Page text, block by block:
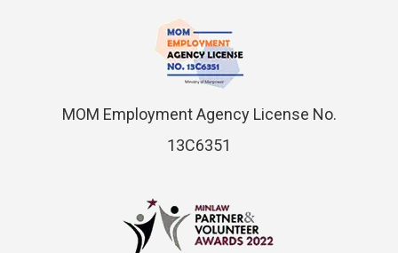
MOM Employment Agency License No.
13C6351